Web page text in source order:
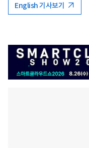
English 기사보기